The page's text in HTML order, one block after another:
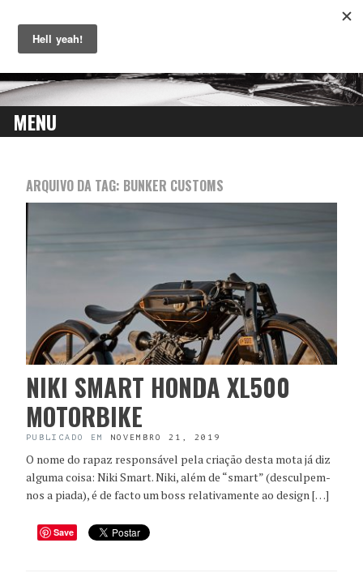
MENU
CONTENT
ARQUIVO DA TAG: BUNKER CUSTOMS
NIKI SMART HONDA XL500
MOTORBIKE
PUBLICADO EM NOVEMBRO 21, 2019
O nome do rapaz responsável pela criação desta mota já diz
alguma coisa: Niki Smart. Niki, além de “smart” (desculpem-
nos a piada), é de facto um boss relativamente ao design […]
Save